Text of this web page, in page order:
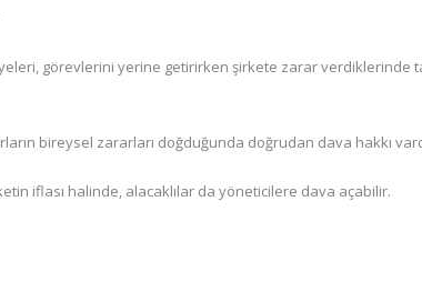
görevlerini yerine getirirken şirkete zarar verdiklerinde
bireysel zararları doğduğunda doğrudan dava hakkı
iflası halinde, alacaklılar da yöneticilere dava açabilir.